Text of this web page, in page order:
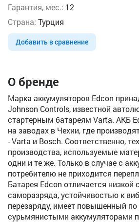
Гарантия, мес.: 12
Страна: Турция
Добавить в сравнение
О бренде
Марка аккумуляторов Edcon
Johnson Controls, известной
стартерным батареям Varta. АКБ
на заводах в Чехии, где
- Varta и Bosch. Соответственно,
производства, используемые
одни и те же. Только в случае с
потребителю не приходится
Батарея Edcon отличается низкой
саморазряда, устойчивостью к
перезаряду, имеет повышенный
сурьмянистыми аккумуляторами